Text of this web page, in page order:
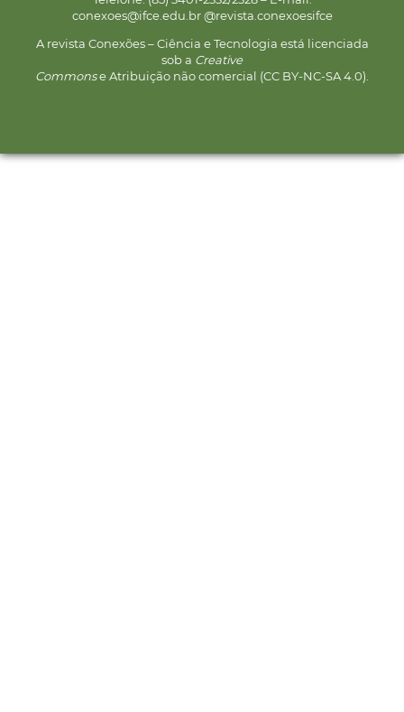
conexoes@ifce.edu.br @revista.conexoesifce
A revista Conexões – Ciência e Tecnologia está licenciada
sob a Creative
Commonse Atribuição não comercial (CC BY-NC-SA 4.0).